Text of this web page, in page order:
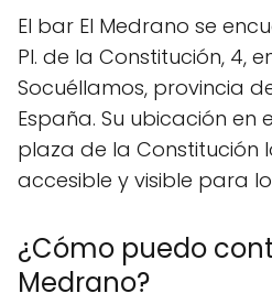
El bar El Medrano se
Pl. de la Constitución, 4,
Socuéllamos, provincia
España. Su ubicación en
plaza de la Constitución
accesible y visible para
¿Cómo puedo
Medrano?